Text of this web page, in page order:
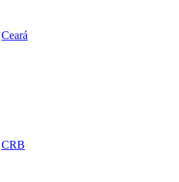
Ceará
CRB